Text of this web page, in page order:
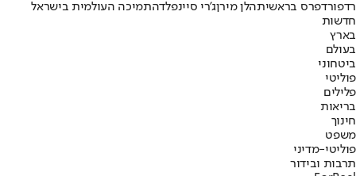
רדפורדפרס בראשיתהלן מירןג'רי סיינפלדהתמיכה העולמית בישראל
חדשות
בארץ
בעולם
ביטחוני
פוליטי
פלילים
בריאות
חינוך
משפט
פוליטי-מדיני
תרבות ובידור